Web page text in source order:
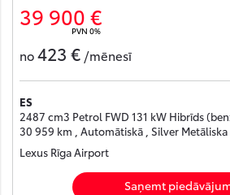
39 900 €
PVN 0%
no423 € /mēnesī
ES
2487 cm3 Petrol FWD 131 kW Hibrīds
30 959 km , Automātiskā , Silver Metāliska
Lexus Rīga Airport
Saņemt